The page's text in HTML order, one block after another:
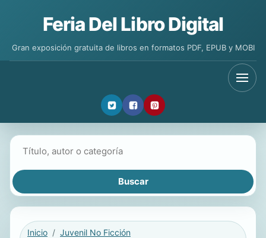
Feria Del Libro Digital
Gran exposición gratuita de libros en formatos PDF, EPUB y MOBI
Inicio
Juvenil No Ficción